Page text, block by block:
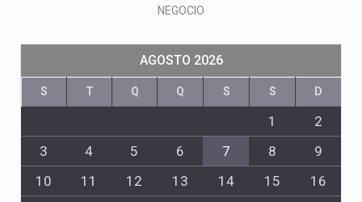
NEGOCIO
AGOSTO 2026
S T Q Q S S D
1
2
3
4 5 6 7 8
9
10
11 12 13 14 15
16